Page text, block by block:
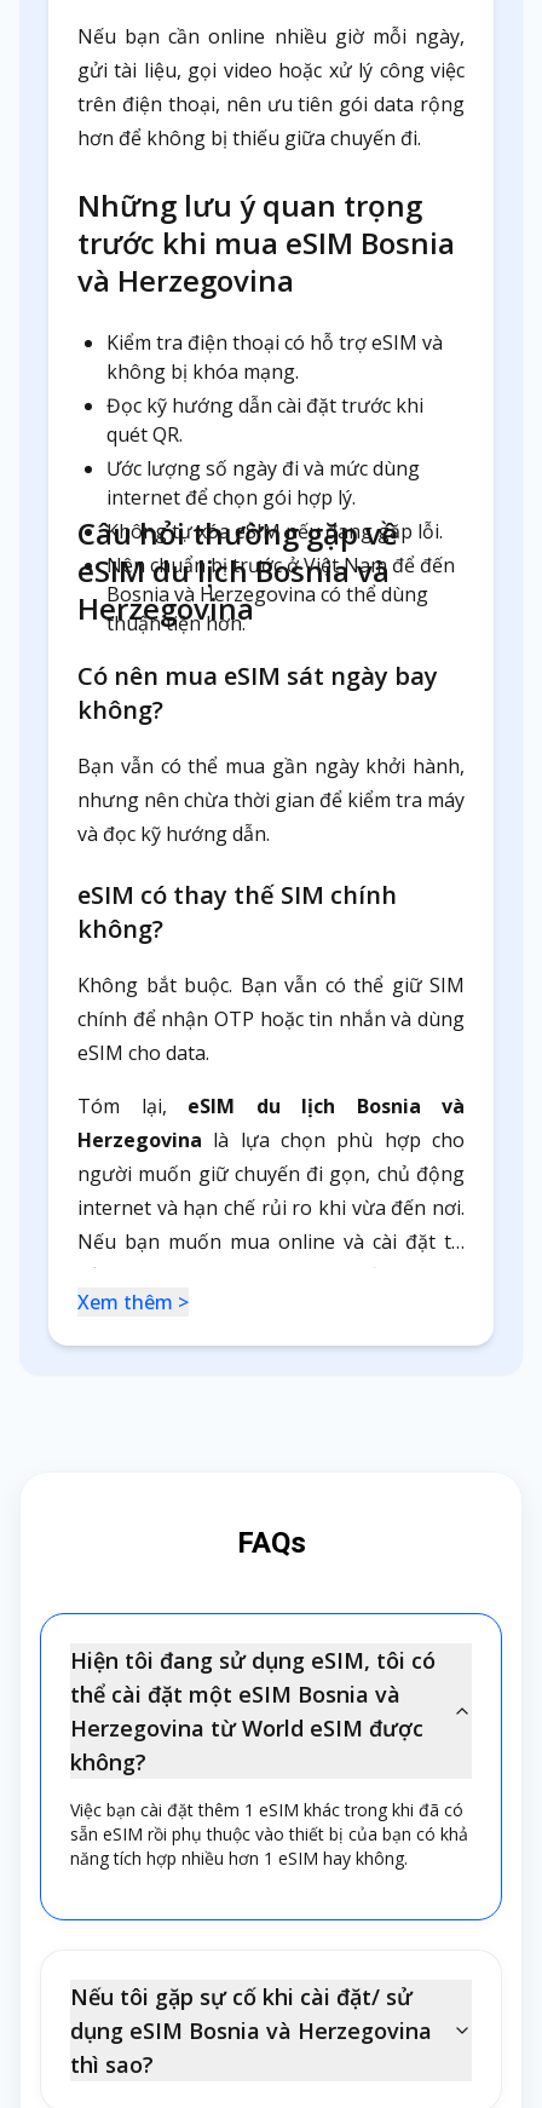
Nếu bạn cần online nhiều giờ mỗi ngày,
gửi tài liệu, gọi video hoặc xử lý công việc
trên điện thoại, nên ưu tiên gói data rộng
hơn để không bị thiếu giữa chuyến đi.
Những lưu ý quan trọng
trước khi mua eSIM Bosnia
và Herzegovina
Kiểm tra điện thoại có hỗ trợ eSIM và
không bị khóa mạng.
Đọc kỹ hướng dẫn cài đặt trước khi
quét QR.
Ước lượng số ngày đi và mức dùng
internet để chọn gói hợp lý.
Không tự xóa eSIM nếu đang gặp lỗi.
Nên chuẩn bị trước ở Việt Nam để đến
Bosnia và Herzegovina có thể dùng
thuận tiện hơn.
Câu hỏi thường gặp về
eSIM du lịch Bosnia và
Herzegovina
Có nên mua eSIM sát ngày bay
không?
Bạn vẫn có thể mua gần ngày khởi hành,
nhưng nên chừa thời gian để kiểm tra máy
và đọc kỹ hướng dẫn.
eSIM có thay thế SIM chính
không?
Không bắt buộc. Bạn vẫn có thể giữ SIM
chính để nhận OTP hoặc tin nhắn và dùng
eSIM cho data.
Tóm lại, eSIM du lịch Bosnia và
Herzegovina là lựa chọn phù hợp cho
người muốn giữ chuyến đi gọn, chủ động
internet và hạn chế rủi ro khi vừa đến nơi.
Nếu bạn muốn mua online và cài đặt từ
sớm, World eSIM là phương án đáng tham
khảo.
Xem thêm >
FAQs
Hiện tôi đang sử dụng eSIM, tôi có
thể cài đặt một eSIM Bosnia và
Herzegovina từ World eSIM được
không?
Việc bạn cài đặt thêm 1 eSIM khác trong khi đã có
sẵn eSIM rồi phụ thuộc vào thiết bị của bạn có khả
năng tích hợp nhiều hơn 1 eSIM hay không.
Nếu tôi gặp sự cố khi cài đặt/ sử
dụng eSIM Bosnia và Herzegovina
thì sao?